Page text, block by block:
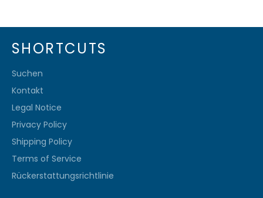
SHORTCUTS
Suchen
Kontakt
Legal Notice
Privacy Policy
Shipping Policy
Terms of Service
Rückerstattungsrichtlinie